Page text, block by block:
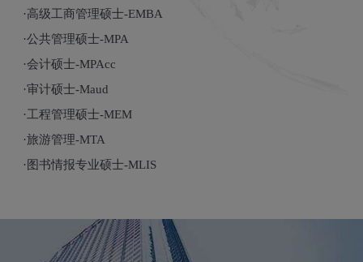
·高级工商管理硕士-EMBA
·公共管理硕士-MPA
·会计硕士-MPAcc
·审计硕士-Maud
·工程管理硕士-MEM
·旅游管理-MTA
·图书情报专业硕士-MLIS